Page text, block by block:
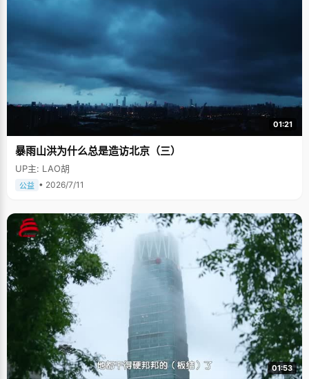
01:21
暴雨山洪为什么总是造访北京（三）
UP主: LAO胡
公益 • 2026/7/11
01:53